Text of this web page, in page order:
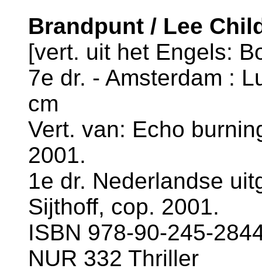
Brandpunt / Lee
[vert. uit het Engels:
7e dr. - Amsterdam :
cm
Vert. van: Echo
2001.
1e dr. Nederlandse
Sijthoff, cop. 2001.
ISBN 978-90-245-
NUR 332 Thriller